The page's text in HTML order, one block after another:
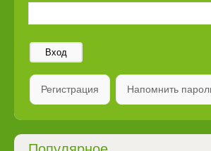
Вход
Регистрация Напомнить